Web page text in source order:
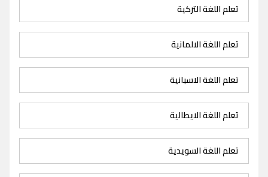
تعلم اللغة التركية
تعلم اللغة الالمانية
تعلم اللغة الاسبانية
تعلم اللغة الايطالية
تعلم اللغة السويدية